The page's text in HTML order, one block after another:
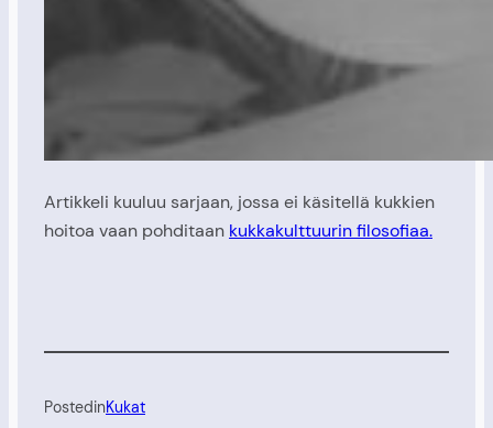
Artikkeli kuuluu sarjaan, jossa ei käsitellä kukkien
hoitoa vaan pohditaan kukkakulttuurin filosofiaa.
PostedinKukat